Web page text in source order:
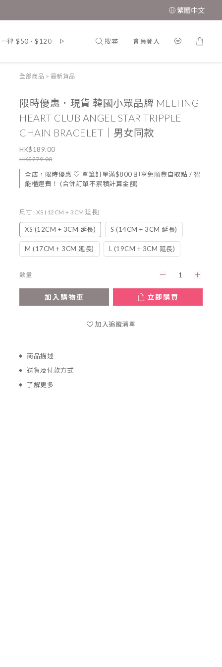
繁體中文
一律 $50 - $120 韓 國．東 大 門．男 女 裝 MUAH MUAH．韓國
搜尋 會員登入
全部商品 > 最新貨品
限時優惠．現貨 韓國小眾品牌 MELTING
HEART CLUB ANGEL STAR TRIPPLE
CHAIN BRACELET｜男女同款
HK$189.00
HK$279.00
全店，限時優惠 ♡ 單筆訂單滿$800 即享免順豐自取點 / 智
能櫃運費！ (合併訂單不累積計算金額)
尺寸 : XS (12CM + 3CM 延長)
XS (12CM + 3CM 延長) S (14CM + 3CM 延長)
M (17CM + 3CM 延長) L (19CM + 3CM 延長)
數量
加入購物車 立即購買
加入追蹤清單
商品描述
送貨及付款方式
了解更多